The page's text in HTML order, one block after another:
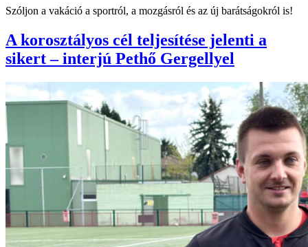
Szóljon a vakáció a sportról, a mozgásról és az új barátságokról is!
A korosztályos cél teljesítése jelenti a
sikert – interjú Pethő Gergellyel